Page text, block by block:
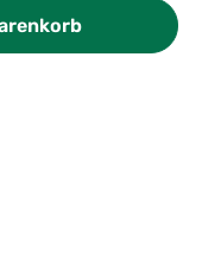
Wert ein